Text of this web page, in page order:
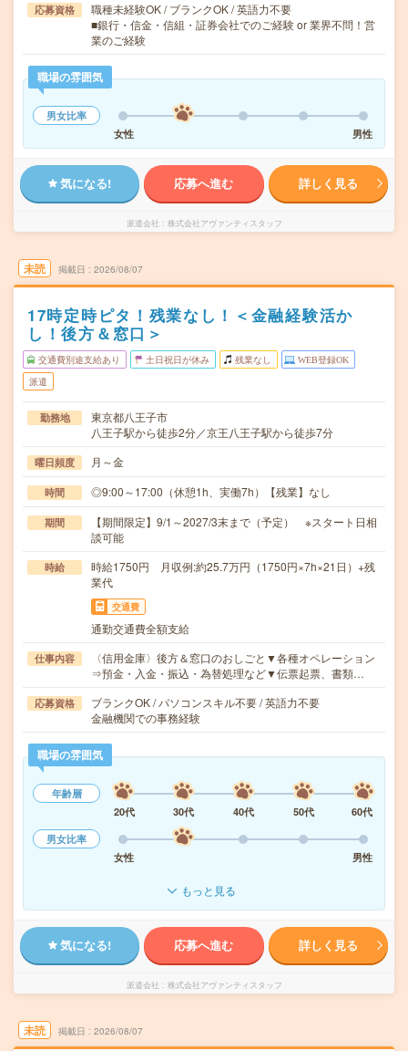
応募資格
職種未経験OK / ブランクOK / 英語力不要
■銀行・信金・信組・証券会社でのご経験 or 業界不問！営
業のご経験
職場の雰囲気
男女比率
女性
男性
気になる! 応募へ進む 詳しく見る
派遣会社 株式会社アヴァンティスタッフ
未読 掲載日 2026/08/07
17時定時ピタ！残業なし！＜金融経験活か
し！後方＆窓口＞
交通費別途支給あり 土日祝日が休み 残業なし WEB登録OK
派遣
勤務地
東京都八王子市
八王子駅から徒歩2分／京王八王子駅から徒歩7分
曜日頻度 月～金
時間 ◎9:00～17:00（休憩1h、実働7h）【残業】なし
期間
【期間限定】9/1～2027/3末まで（予定） ※スタート日相
談可能
時給
時給1750円 月収例:約25.7万円（1750円×7h×21日）+残
業代
交通費
通勤交通費全額支給
仕事内容
〈信用金庫〉後方＆窓口のおしごと▼各種オペレーション
⇒預金・入金・振込・為替処理など▼伝票起票、書類…
応募資格
ブランクOK / パソコンスキル不要 / 英語力不要
金融機関での事務経験
職場の雰囲気
年齢層
20代
30代 40代 50代
60代
男女比率
女性
男性
もっと見る
気になる! 応募へ進む 詳しく見る
派遣会社 株式会社アヴァンティスタッフ
未読 掲載日 2026/08/07